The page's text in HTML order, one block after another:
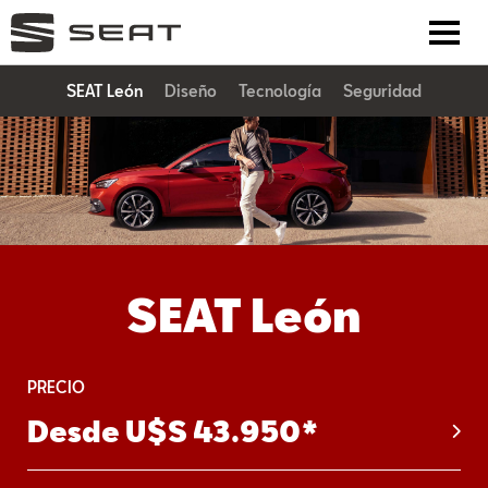
SEAT León Diseño Tecnología Seguridad
SEAT León
PRECIO
Desde U$S 43.950*